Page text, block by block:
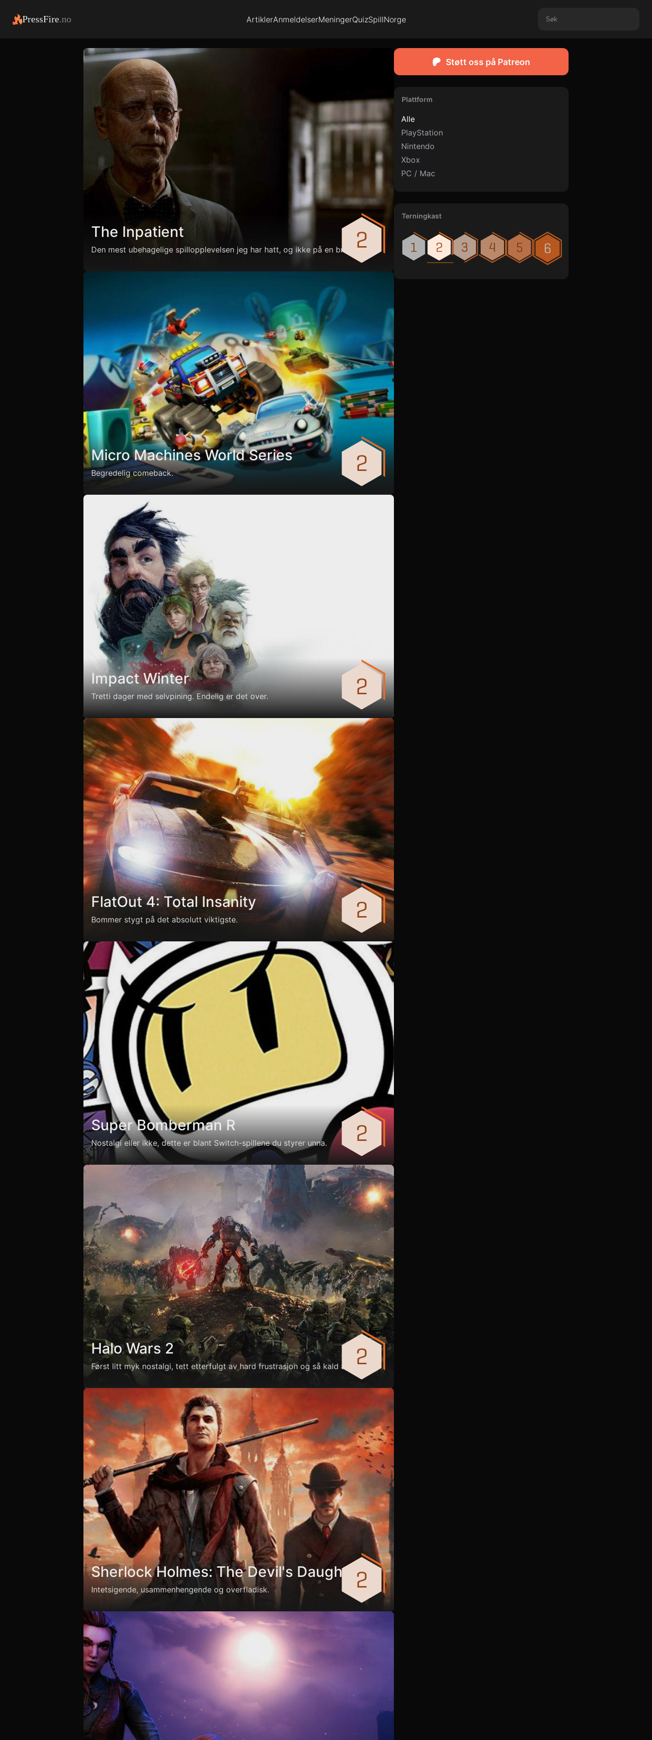
PressFire.no ArtiklerAnmeldelserMeningerQuizSpillNorge
The Inpatient
Den mest ubehagelige spillopplevelsen jeg har hatt, og ikke på en bra måte.
Micro Machines World Series
Begredelig comeback.
Impact Winter
Tretti dager med selvpining. Endelig er det over.
FlatOut 4: Total Insanity
Bommer stygt på det absolutt viktigste.
Super Bomberman R
Nostalgi eller ikke, dette er blant Switch-spillene du styrer unna.
Halo Wars 2
Først litt myk nostalgi, tett etterfulgt av hard frustrasjon og så kald apati.
Sherlock Holmes: The Devil's Daughter
Intetsigende, usammenhengende og overfladisk.
Støtt oss på Patreon
Plattform
Alle
PlayStation
Nintendo
Xbox
PC / Mac
Terningkast